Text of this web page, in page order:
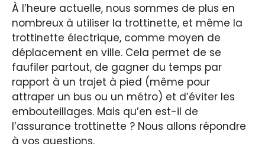
À l’heure actuelle, nous sommes de plus en
nombreux à utiliser la trottinette, et même la
trottinette électrique, comme moyen de
déplacement en ville. Cela permet de se
faufiler partout, de gagner du temps par
rapport à un trajet à pied (même pour
attraper un bus ou un métro) et d’éviter les
embouteillages. Mais qu’en est-il de
l’assurance trottinette ? Nous allons répondre
à vos questions.